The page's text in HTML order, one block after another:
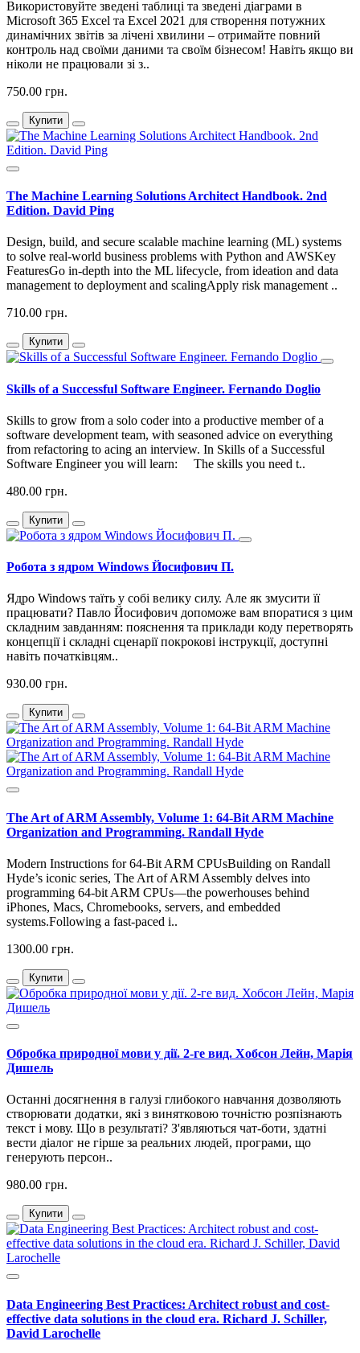
Використовуйте зведені таблиці та зведені діаграми в
Microsoft 365 Excel та Excel 2021 для створення потужних
динамічних звітів за лічені хвилини – отримайте повний
контроль над своїми даними та своїм бізнесом! Навіть якщо ви
ніколи не працювали зі з..
750.00 грн.
Купити
The Machine Learning Solutions Architect Handbook. 2nd
Edition. David Ping
Design, build, and secure scalable machine learning (ML) systems
to solve real-world business problems with Python and AWSKey
FeaturesGo in-depth into the ML lifecycle, from ideation and data
management to deployment and scalingApply risk management ..
710.00 грн.
Купити
Skills of a Successful Software Engineer. Fernando Doglio
Skills to grow from a solo coder into a productive member of a
software development team, with seasoned advice on everything
from refactoring to acing an interview. In Skills of a Successful
Software Engineer you will learn: The skills you need t..
480.00 грн.
Купити
Робота з ядром Windows Йосифович П.
Ядро Windows таїть у собі велику силу. Але як змусити її
працювати? Павло Йосифович допоможе вам впоратися з цим
складним завданням: пояснення та приклади коду перетворять
концепції і складні сценарії покрокові інструкції, доступні
навіть початківцям..
930.00 грн.
Купити
The Art of ARM Assembly, Volume 1: 64-Bit ARM Machine
Organization and Programming. Randall Hyde
Modern Instructions for 64-Bit ARM CPUsBuilding on Randall
Hyde’s iconic series, The Art of ARM Assembly delves into
programming 64-bit ARM CPUs—the powerhouses behind
iPhones, Macs, Chromebooks, servers, and embedded
systems.Following a fast-paced i..
1300.00 грн.
Купити
Обробка природної мови у дії. 2-ге вид. Хобсон Лейн, Марія
Дишель
Останні досягнення в галузі глибокого навчання дозволяють
створювати додатки, які з винятковою точністю розпізнають
текст і мову. Що в результаті? З'являються чат-боти, здатні
вести діалог не гірше за реальних людей, програми, що
генерують персон..
980.00 грн.
Купити
Data Engineering Best Practices: Architect robust and cost-
effective data solutions in the cloud era. Richard J. Schiller,
David Larochelle